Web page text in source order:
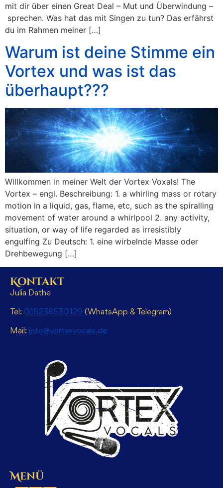
mit dir über einen Great Deal – Mut und Überwindung –
sprechen. Was hat das mit Singen zu tun? Das erfährst
du im Rahmen meiner […]
Warum ist deine Stimme ein
Vortex und was ist das
überhaupt???
Willkommen in meiner Welt der Vortex Voxals! The
Vortex – engl. Beschreibung: 1.⁠ ⁠a whirling mass or rotary
motion in a liquid, gas, flame, etc, such as the spiralling
movement of water around a whirlpool 2.⁠ ⁠any activity,
situation, or way of life regarded as irresistibly
engulfing Zu Deutsch: 1.⁠ ⁠eine wirbelnde Masse oder
Drehbewegung […]
Kontakt
Julia Dathe
Tel: 015238530129 (WhatsApp & Telegram)
Mail: info@vortexvocals.de
Menü